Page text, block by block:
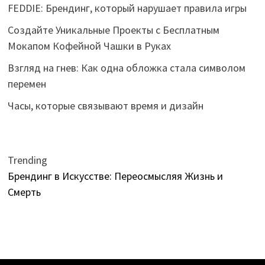
FEDDIE: Брендинг, который нарушает правила игры
Создайте Уникальные Проекты с Бесплатным
Мокапом Кофейной Чашки в Руках
Взгляд на гнев: Как одна обложка стала символом
перемен
Часы, которые связывают время и дизайн
Trending
Брендинг в Искусстве: Переосмысляя Жизнь и
Смерть